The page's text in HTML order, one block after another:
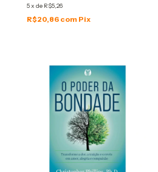
5x de R$5,26
R$20,86 com Pix